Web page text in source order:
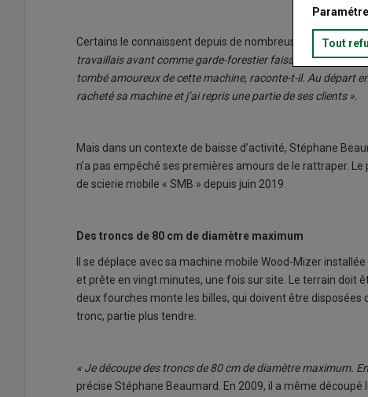
Certains le connaissent depuis de nombreuses années
travaillais avant comme garde-forestier faisait appel à une
tombé amoureux de cette machine, raconte-t-il. Au départ
racheté sa machine et j’ai repris une partie de ses clients ».
Mais dans un contexte de baisse d’activité, Stéphane
n’a pas empêché ses premières amours de le rattraper.
de scierie mobile « SMB » depuis juin 2019.
Des troncs de 80 cm de diamètre maximum
Il se déplace avec sa machine mobile Wood-Mizer
et prête en vingt minutes, une fois sur site. Le terrain doit
deux fourches monte les billes, qui doivent être
tronc, partie plus tendre.
« Je découpe des troncs de 80 cm de diamètre maximum.
précise Stéphane Beaumard. En 2009, il a même
Tout